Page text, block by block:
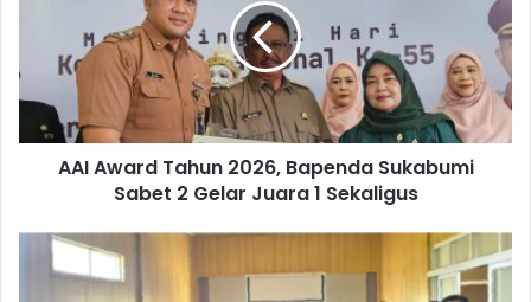
AAI Award Tahun 2026, Bapenda Sukabumi
Sabet 2 Gelar Juara 1 Sekaligus